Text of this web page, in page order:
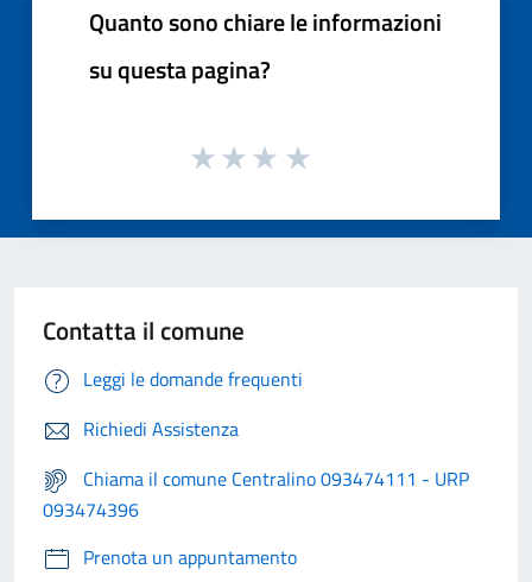
Quanto sono chiare le informazioni
su questa pagina?
Contatta il comune
Leggi le domande frequenti
Richiedi Assistenza
Chiama il comune Centralino 093474111 - URP
093474396
Prenota un appuntamento